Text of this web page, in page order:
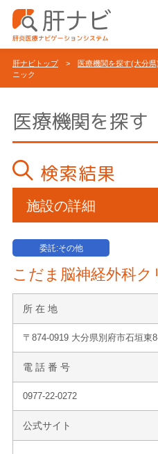
肝ナビトップ> 医療機関を探す(大分県)
ニック
医療機関を探す
検索結果
施設の詳細
委託:その他
こだま脳神経外科ク
所 在 地
〒874-0919 大分県別府市石垣東
電 話 番 号
0977-22-0272
公式サイト